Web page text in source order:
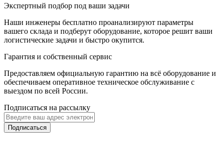
Экспертный подбор под ваши задачи
Наши инженеры бесплатно проанализируют параметры
вашего склада и подберут оборудование, которое решит ваши
логистические задачи и быстро окупится.
Гарантия и собственный сервис
Предоставляем официальную гарантию на всё оборудование и
обеспечиваем оперативное техническое обслуживание с
выездом по всей России.
Подписаться на рассылку
Подписаться